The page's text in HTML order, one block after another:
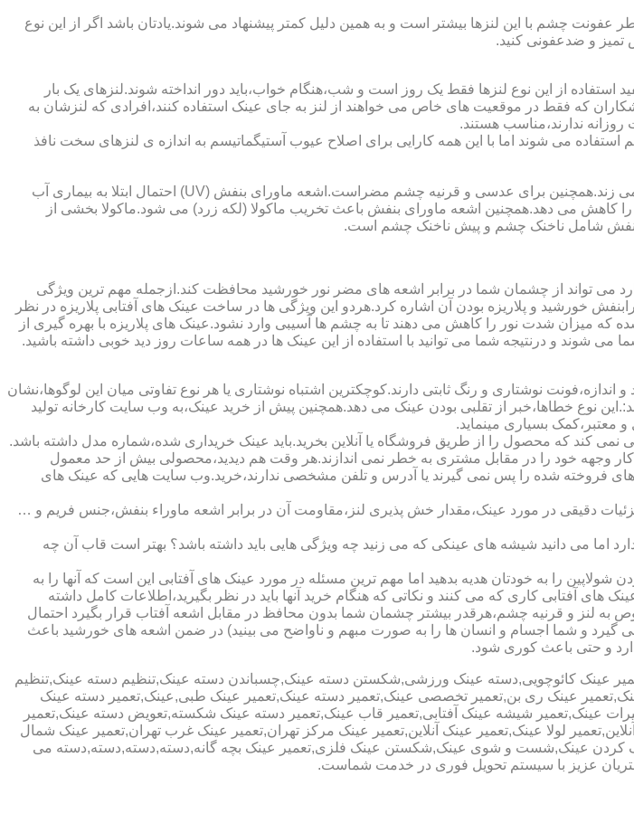
چشم با این لنزها بیشتر است و به همین دلیل کمتر پیشنهاد می شوند.یادتان باشد اگر از این نوع
تمیز و ضدعفونی کنید.
از این نوع لنزها فقط یک روز است و شب،هنگام خواب،باید دور انداخته شوند.لنزهای یک بار
که فقط در موقعیت های خاص می خواهند از لنز به جای عینک استفاده کنند،افرادی که لنزشان به
ندارند،مناسب هستند.
استفاده می شوند اما با این همه کارایی برای اصلاح عیوب آستیگماتیسم به اندازه ی لنزهای سخت نافذ
چشم و خطرات اشعه ماورای بنفش نور خورشید اشعه ماورای بنفش نور خورشید به پوست آسیب می زند.همچنین برای عدسی و قرنیه چشم مضراست.اشعه ماورای بنفش (UV) احتمال ابتلا به بیماری آب
کاهش می دهد.همچنین اشعه ماورای بنفش باعث تخریب ماکولا (لکه زرد) می شود.ماکولا بخشی از
بنفش شامل ناخنک چشم و پیش ناخنک چشم است.
می تواند از چشمان شما در برابر اشعه های مضر نور خورشید محافظت کند.ازجمله مهم ترین ویژگی
داشته باشد می توان به محافظت 100 درصد در برابر اشعه فرابنفش خورشید و پلاریزه بودن آن اشاره کرد.هردو این ویژگی ها در ساخت عینک های آفتابی پلاریزه در نظر
که میزان شدت نور را کاهش می دهند تا به چشم ها آسیبی وارد نشود.عینک های پلاریزه با بهره گیری از
شوند و درنتیجه شما می توانید با استفاده از این عینک ها در همه ساعات روز دید خوبی داشته باشید.
نوشتاری و رنگ ثابتی دارند.کوچکترین اشتباه نوشتاری یا هر نوع تفاوتی میان این لوگوها،نشان
نوع خطاها،خبر از تقلبی بودن عینک می دهد.همچنین پیش از خرید عینک،به وب سایت کارخانه تولید
معتبر،کمک بسیاری مینماید.
که محصول را از طریق فروشگاه یا آنلاین بخرید.باید عینک خریداری شده،شماره مدل داشته باشد.
وجهه خود را در مقابل مشتری به خطر نمی اندازند.هر وقت هم دیدید،محصولی بیش از حد معمول
فروخته شده را پس نمی گیرند یا آدرس و تلفن مشخصی ندارند،خرید.وب سایت هایی که عینک های
دقیقی در مورد عینک،مقدار خش پذیری لنز،مقاومت آن در برابر اشعه ماوراء بنفش،جنس فریم و …
اما می دانید شیشه های عینکی که می زنید چه ویژگی هایی باید داشته باشد؟ بهتر است قاب آن چه
را به خودتان هدیه بدهید اما مهم ترین مسئله در مورد عینک های آفتابی این است که آنها را به
آفتابی کاری که می کنند و نکاتی که هنگام خرید آنها باید در نظر بگیرید،اطلاعات کامل داشته
لنز و قرنیه چشم،هرقدر بیشتر چشمان شما بدون محافظ در مقابل اشعه آفتاب قرار بگیرد احتمال
می گیرد و شما اجسام و انسان ها را به صورت مبهم و ناواضح می بینید) در ضمن اشعه های خورشید باعث
و حتی باعث کوری شود.
عینک کائوچویی,دسته عینک ورزشی,شکستن دسته عینک,چسباندن دسته عینک,تنظیم دسته عینک,تنظیم
عینک ری بن,تعمیر تخصصی عینک,تعمیر دسته عینک,تعمیر عینک طبی,عینک,تعمیر دسته عینک
عینک,تعمیر شیشه عینک آفتابی,تعمیر قاب عینک,تعمیر دسته عینک شکسته,تعویض دسته عینک,تعمیر
لولا عینک,تعمیر عینک آنلاین,تعمیر عینک مرکز تهران,تعمیر عینک غرب تهران,تعمیر عینک شمال
کردن عینک,شست و شوی عینک,شکستن عینک فلزی,تعمیر عینک بچه گانه,دسته,دسته,دسته,دسته می
عزیز با سیستم تحویل فوری در خدمت شماست.